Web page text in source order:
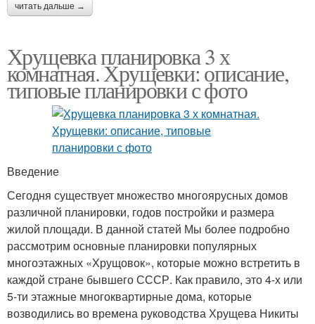
читать дальше →
Хрущевка планировка 3 х
комнатная. Хрущевки: описание,
типовые планировки с фото
Введение
Сегодня существует множество многоярусных домов
различной планировки, годов постройки и размера
жилой площади. В данной статей Мы более подробно
рассмотрим основные планировки популярных
многоэтажных «Хрущовок», которые можно встретить в
каждой стране бывшего СССР. Как правило, это 4-х или
5-ти этажные многоквартирные дома, которые
возводились во времена руководства Хрущева Никиты